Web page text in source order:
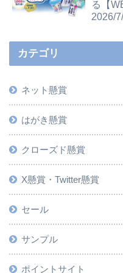
る【
2026/
カテゴリ
ネット懸賞
はがき懸賞
クローズド懸賞
X懸賞・Twitter懸賞
セール
サンプル
ポイントサイト